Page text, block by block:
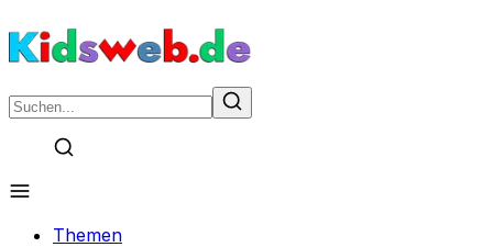
Themen